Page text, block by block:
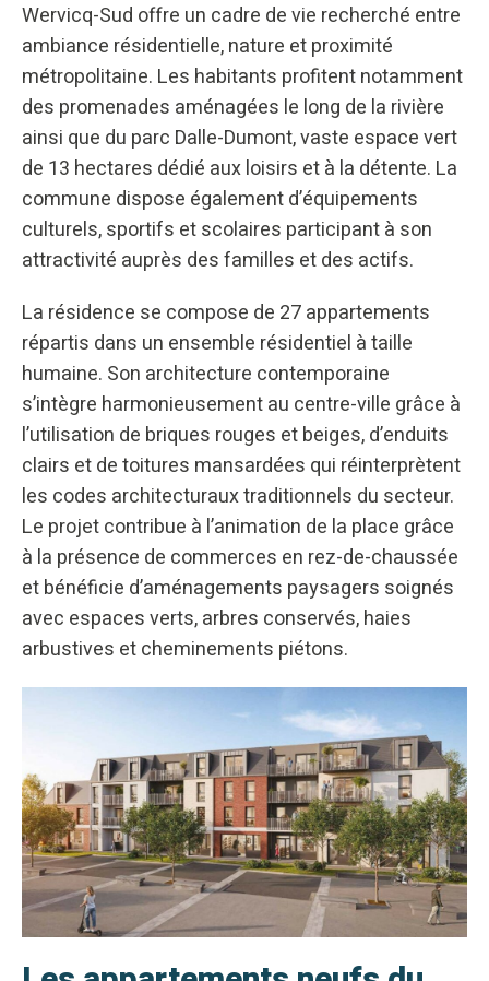
Wervicq-Sud offre un cadre de vie recherché entre
ambiance résidentielle, nature et proximité
métropolitaine. Les habitants profitent notamment
des promenades aménagées le long de la rivière
ainsi que du parc Dalle-Dumont, vaste espace vert
de 13 hectares dédié aux loisirs et à la détente. La
commune dispose également d’équipements
culturels, sportifs et scolaires participant à son
attractivité auprès des familles et des actifs.
La résidence se compose de 27 appartements
répartis dans un ensemble résidentiel à taille
humaine. Son architecture contemporaine
s’intègre harmonieusement au centre-ville grâce à
l’utilisation de briques rouges et beiges, d’enduits
clairs et de toitures mansardées qui réinterprètent
les codes architecturaux traditionnels du secteur.
Le projet contribue à l’animation de la place grâce
à la présence de commerces en rez-de-chaussée
et bénéficie d’aménagements paysagers soignés
avec espaces verts, arbres conservés, haies
arbustives et cheminements piétons.